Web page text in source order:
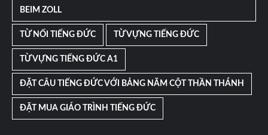
BEIM ZOLL
TỪ NỐI TIẾNG ĐỨC TỪ VỰNG TIẾNG ĐỨC
TỪ VỰNG TIẾNG ĐỨC A1
ĐẶT CÂU TIẾNG ĐỨC VỚI BẢNG NĂM CỘT THẦN THÁNH
ĐẶT MUA GIÁO TRÌNH TIẾNG ĐỨC